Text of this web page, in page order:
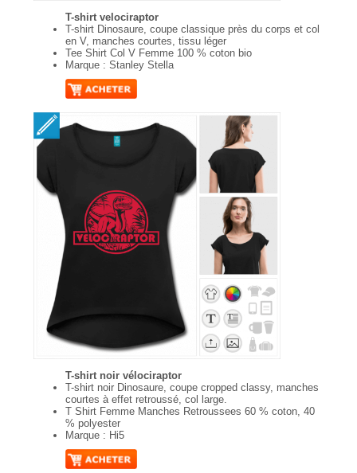
T-shirt velociraptor
T-shirt Dinosaure, coupe classique près du corps et col
en V, manches courtes, tissu léger
Tee Shirt Col V Femme 100 % coton bio
Marque : Stanley Stella
T-shirt noir vélociraptor
T-shirt noir Dinosaure, coupe cropped classy, manches
courtes à effet retroussé, col large.
T Shirt Femme Manches Retroussees 60 % coton, 40
% polyester
Marque : Hi5